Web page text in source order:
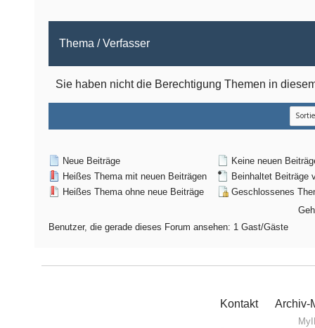
Thema /Verfasser
Sie haben nicht die Berechtigung Themen in
Neue Beiträge
Heißes Thema mit neuen Beiträgen
Heißes Thema ohne neue Beiträge
Keine neuen
Beinhaltet Beiträge
Geschlossenes
Benutzer, die gerade dieses Forum ansehen: 1 Gast/Gäste
Kontakt Archiv-